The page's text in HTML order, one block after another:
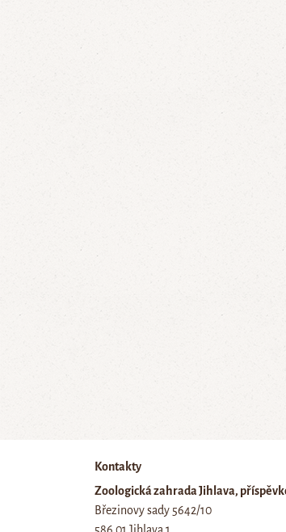
Kontakty
Zoologická zahrada Jihlava,
Březinovy sady 5642/10
586 01 Jihlava 1